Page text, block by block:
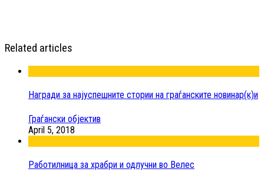
Related articles
Награди за најуспешните стории на граѓанските новинар(к)и
Граѓански објектив
April 5, 2018
Работилница за храбри и одлучни во Велес